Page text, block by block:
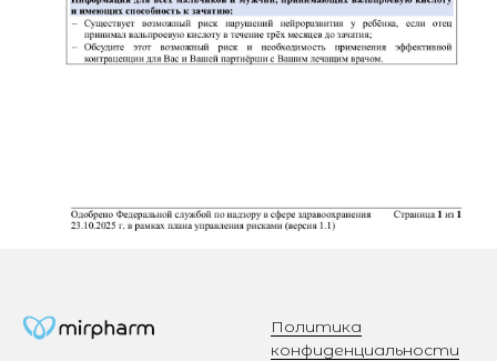
Политика
конфиденциальности